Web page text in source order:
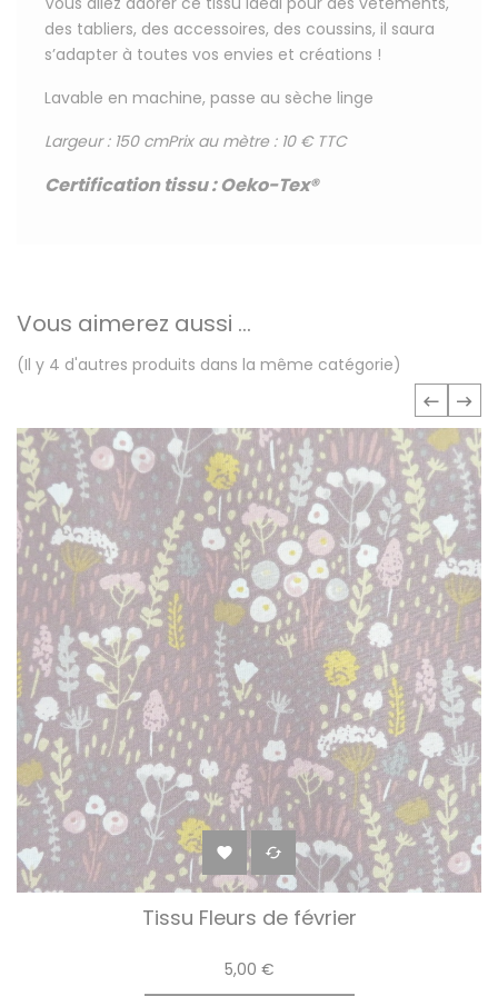
des tabliers, des accessoires, des coussins, il saura
s’adapter à toutes vos envies et créations !
Lavable en machine, passe au sèche linge
Largeur : 150 cmPrix au mètre : 10 € TTC
Certification tissu:Oeko-Tex®
Vous aimerez aussi ...
(Il y 4 d'autres produits dans la même catégorie)
 
Tissu Fleurs de février
5,00 €
‹ ›